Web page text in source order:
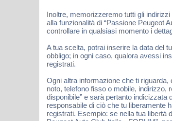
Inoltre, memorizzeremo tutti gli
alla funzionalità di “Passione Peugeot
controllare in qualsiasi momento i
A tua scelta, potrai inserire la data del
obbligo; in ogni caso, qualora avessi
registrati.
Ogni altra informazione che ti
noto, telefono fisso o mobile, indirizzo,
disponibile” e sarà pertanto
responsabile di ciò che tu liberamente
registrati. Esempio: se nella tua libertà